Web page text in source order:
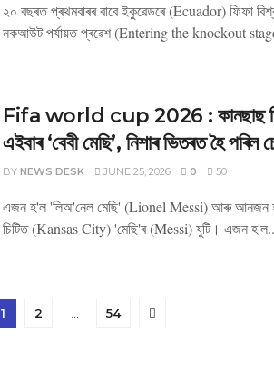
২০ বছৰত প্ৰথমবাৰৰ বাবে ইকুৱেডৰে (Ecuador) ফিফা
নকআউট পৰ্যায়ত প্ৰৱেশ (Entering the knockout
Fifa world cup 2026 : কানছাছ
এইবাৰ ‘বেবী মেছি’, নিশাৰ ভিতৰত হৈ পৰিল
BY NEWS DESK JUNE 25, 2026 0 50
এজন হ'ল 'লিঅ'নেল মেছি' (Lionel Messi) আৰু আনজন
চিটিত (Kansas City) 'মেছি'ৰ (Messi) যুটি। এজন
1 2 54